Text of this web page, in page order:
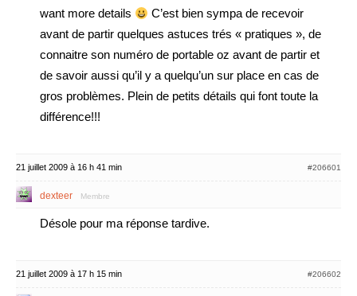
want more details
C’est bien sympa de recevoir
avant de partir quelques astuces trés « pratiques », de
connaitre son numéro de portable oz avant de partir et
de savoir aussi qu’il y a quelqu’un sur place en cas de
gros problèmes. Plein de petits détails qui font toute la
différence!!!
21 juillet 2009 à 16 h 41 min #206601
dexteer Membre
Désole pour ma réponse tardive.
21 juillet 2009 à 17 h 15 min #206602